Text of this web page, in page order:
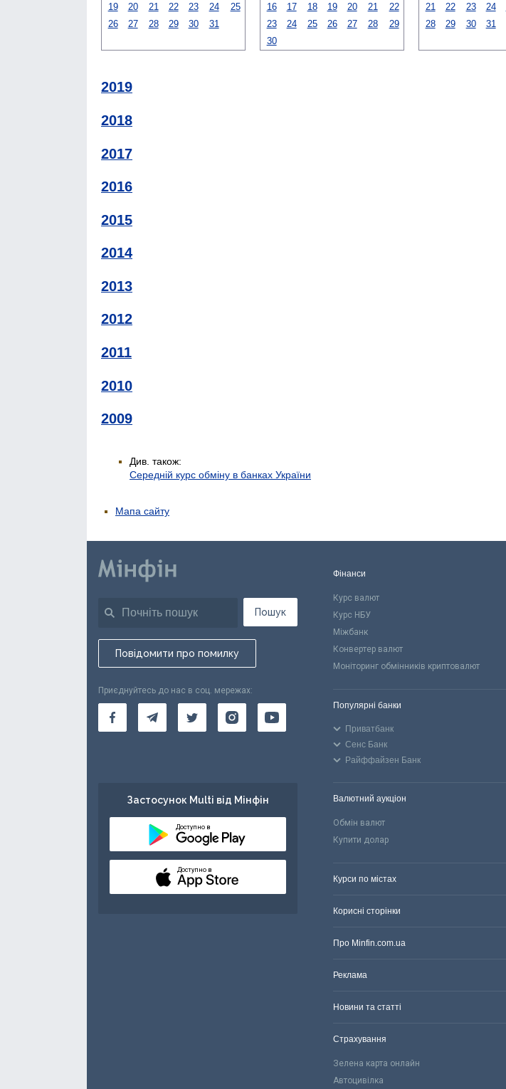
19
20 21 22 23 24
25
26
27 28 29 30 31
16
17 18 19 20 21
22
23
24 25 26 27 28
29
30
21
22 23 24
28
29 30 31
2019
2018
2017
2016
2015
2014
2013
2012
2011
2010
2009
Див. також:
Середній курс обміну в банках України
Мапа сайту
Пошук
Повідомити про помилку
Приєднуйтесь до нас в соц. мережах:
Застосунок Multi від Мінфін
Доступно в
Доступно в
Фінанси
Курс валют
Курс НБУ
Міжбанк
Конвертер валют
Моніторинг обмінників криптовалют
Популярні банки
Приватбанк
Сенс Банк
Райффайзен Банк
Валютний аукціон
Обмін валют
Купити долар
Курси по містах
Корисні сторінки
Про Minfin.com.ua
Реклама
Новини та статті
Страхування
Зелена карта онлайн
Автоцивілка